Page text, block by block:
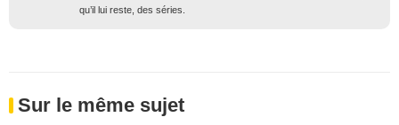
qu’il lui reste, des séries.
Sur le même sujet